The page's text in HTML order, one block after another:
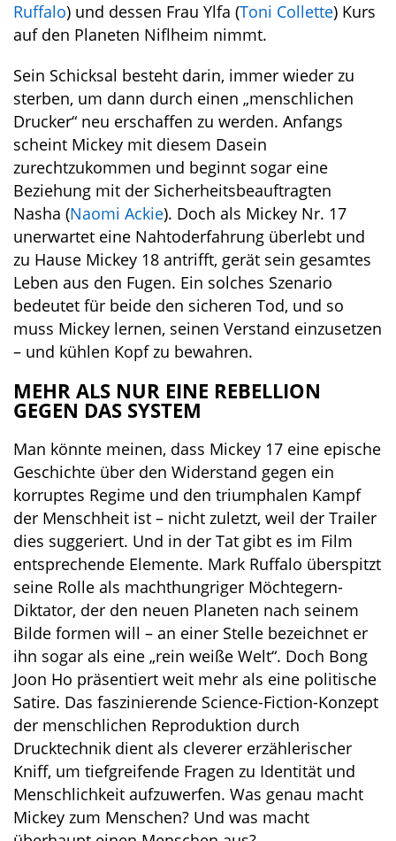
Ruffalo) und dessen Frau Ylfa (Toni Collette) Kurs
auf den Planeten Niflheim nimmt.
Sein Schicksal besteht darin, immer wieder zu
sterben, um dann durch einen „menschlichen
Drucker“ neu erschaffen zu werden. Anfangs
scheint Mickey mit diesem Dasein
zurechtzukommen und beginnt sogar eine
Beziehung mit der Sicherheitsbeauftragten
Nasha (Naomi Ackie). Doch als Mickey Nr. 17
unerwartet eine Nahtoderfahrung überlebt und
zu Hause Mickey 18 antrifft, gerät sein gesamtes
Leben aus den Fugen. Ein solches Szenario
bedeutet für beide den sicheren Tod, und so
muss Mickey lernen, seinen Verstand einzusetzen
– und kühlen Kopf zu bewahren.
MEHR ALS NUR EINE REBELLION
GEGEN DAS SYSTEM
Man könnte meinen, dass Mickey 17 eine epische
Geschichte über den Widerstand gegen ein
korruptes Regime und den triumphalen Kampf
der Menschheit ist – nicht zuletzt, weil der Trailer
dies suggeriert. Und in der Tat gibt es im Film
entsprechende Elemente. Mark Ruffalo überspitzt
seine Rolle als machthungriger Möchtegern-
Diktator, der den neuen Planeten nach seinem
Bilde formen will – an einer Stelle bezeichnet er
ihn sogar als eine „rein weiße Welt“. Doch Bong
Joon Ho präsentiert weit mehr als eine politische
Satire. Das faszinierende Science-Fiction-Konzept
der menschlichen Reproduktion durch
Drucktechnik dient als cleverer erzählerischer
Kniff, um tiefgreifende Fragen zu Identität und
Menschlichkeit aufzuwerfen. Was genau macht
Mickey zum Menschen? Und was macht